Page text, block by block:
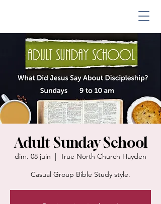
Adult Sunday School
dim. 08 juin
  |
True North Church Hayden
Casual Group Bible Study style.